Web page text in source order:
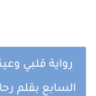
رواية قلبي
السابع بقلم